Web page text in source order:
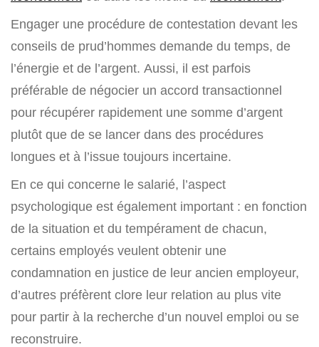
Engager une procédure de contestation devant les
conseils de prud’hommes demande du temps, de
l’énergie et de l’argent. Aussi, il est parfois
préférable de négocier un accord transactionnel
pour récupérer rapidement une somme d’argent
plutôt que de se lancer dans des procédures
longues et à l’issue toujours incertaine.
En ce qui concerne le salarié, l’aspect
psychologique est également important : en fonction
de la situation et du tempérament de chacun,
certains employés veulent obtenir une
condamnation en justice de leur ancien employeur,
d’autres préfèrent clore leur relation au plus vite
pour partir à la recherche d’un nouvel emploi ou se
reconstruire.